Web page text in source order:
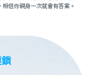
信你親身一次就會有答案。